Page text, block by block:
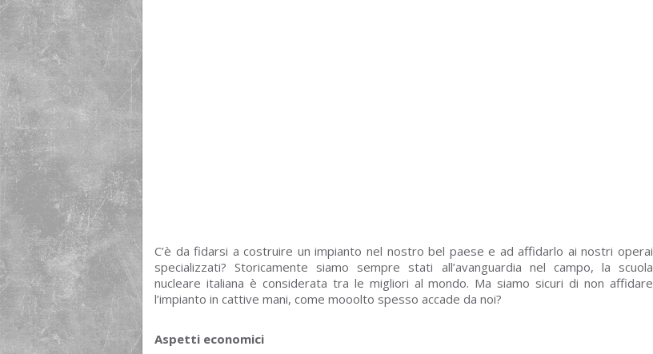
C’è da fidarsi a costruire un impianto nel nostro bel paese e ad affidarlo ai nostri operai
specializzati? Storicamente siamo sempre stati all’avanguardia nel campo, la scuola
nucleare italiana è considerata tra le migliori al mondo. Ma siamo sicuri di non affidare
l’impianto in cattive mani, come mooolto spesso accade da noi?
Aspetti economici